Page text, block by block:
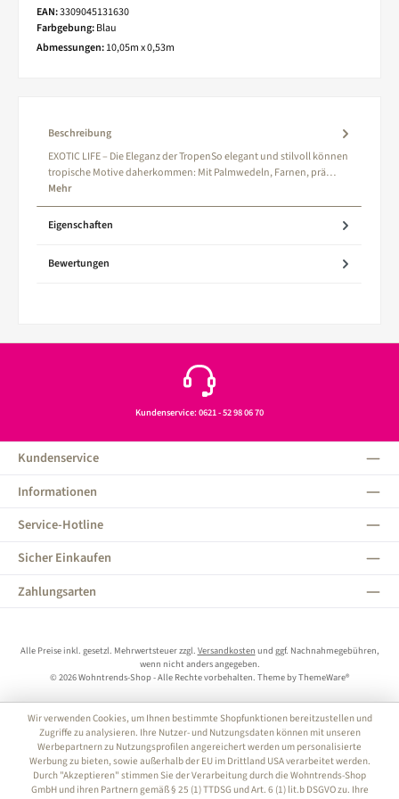
EAN:3309045131630
Farbgebung:Blau
Abmessungen:10,05m x 0,53m
Beschreibung
EXOTIC LIFE – Die Eleganz der TropenSo elegant und stilvoll können
tropische Motive daherkommen: Mit Palmwedeln, Farnen, prä…
Mehr
Eigenschaften
Bewertungen
Kundenservice: 0621 - 52 98 06 70
Kundenservice
Informationen
Service-Hotline
Sicher Einkaufen
Zahlungsarten
Alle Preise inkl. gesetzl. Mehrwertsteuer zzgl. Versandkosten und ggf. Nachnahmegebühren,
wenn nicht anders angegeben.
© 2026 Wohntrends-Shop - Alle Rechte vorbehalten. Theme byThemeWare®
Wir verwenden Cookies, um Ihnen bestimmte Shopfunktionen bereitzustellen und
Zugriffe zu analysieren. Ihre Nutzer- und Nutzungsdaten können mit unseren
Werbepartnern zu Nutzungsprofilen angereichert werden um personalisierte
Werbung zu bieten, sowie außerhalb der EU im Drittland USA verarbeitet werden.
Durch "Akzeptieren" stimmen Sie der Verarbeitung durch die Wohntrends-Shop
GmbH und ihren Partnern gemäß § 25 (1) TTDSG und Art. 6 (1) lit.b DSGVO zu. Ihre